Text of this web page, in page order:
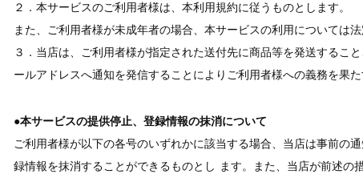
２．本サービスのご利用者様は、本利用規約に従うものとします。
また、ご利用者様が未成年者の場合、本サービスの利用については
３．当店は、ご利用者様が指定された送付先に商品等を発送するこ
ールアドレスへ通知を発信することによりご利用者様への義務を果た
●本サービスの提供停止、登録情報の抹消について
ご利用者様が以下の各号のいずれかに該当する場合、当店は事前の
録情報を抹消することができるものとし ます。また、当店が前述の